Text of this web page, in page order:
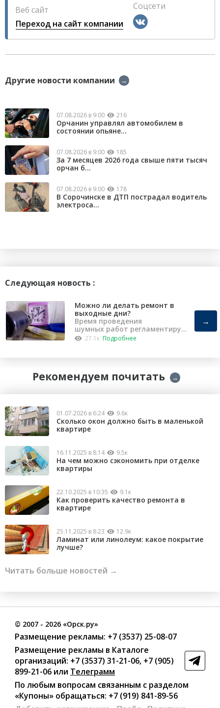
Веб сайт
Переход на сайт компании
Соцсети
Другие новости компании →
07.08.2026 в 9:00 216
Орчанин управлял автомобилем в
состоянии опьяне...
07.08.2026 в 9:00 185
За 7 месяцев 2026 года свыше пяти тысяч
орчан б...
07.08.2026 в 9:00 178
В Сорочинске в ДТП пострадал водитель
электроса...
Следующая новость :
Можно ли делать ремонт в
выходные дни?
Время проведения
шумных работ регламентирует
«Закон о тишине».
27.1к Подробнее
→
Рекомендуем почитать →
01.07.2026 в 6:24 9.6к
Сколько окон должно быть в маленькой
квартире
16.11.2025 в 8:14 9.5к
На чем можно сэкономить при отделке
квартиры
22.10.2025 в 10:35 9.1к
Как проверить качество ремонта в
квартире
25.11.2025 в 8:23 12.9к
Ламинат или линолеум: какое покрытие
лучше?
Читать больше новостей →
© 2007 - 2026 «Орск.ру»
Размещение рекламы: +7 (3537) 25-08-07
Размещение рекламы в Каталоге
организаций: +7 (3537) 31-21-06, +7 (905)
899-21-06 или Телеграмм
По любым вопросам связанным с разделом
«Купоны» обращаться: +7 (919) 841-89-56